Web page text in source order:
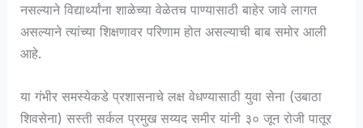
नसल्याने विद्यार्थ्यांना शाळेच्या वेळेतच पाण्यासाठी बाहेर जावे लागत
असल्याने त्यांच्या शिक्षणावर परिणाम होत असल्याची बाब समोर आली
आहे.
या गंभीर समस्येकडे प्रशासनाचे लक्ष वेधण्यासाठी युवा सेना (उबाठा
शिवसेना) सस्ती सर्कल प्रमुख सय्यद समीर यांनी ३० जून रोजी पातूर